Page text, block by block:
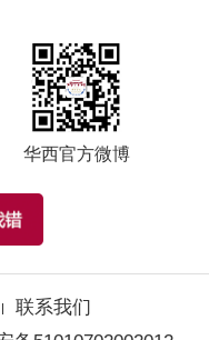
华西官方微博
联系我们